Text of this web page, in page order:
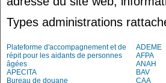
Types administrations
Plateforme d'accompagnement et de
répit pour les aidants de personnes
âgées
ADEME
AFPA
ANAH
APECITA
BAV
Bureau de douane
CAA